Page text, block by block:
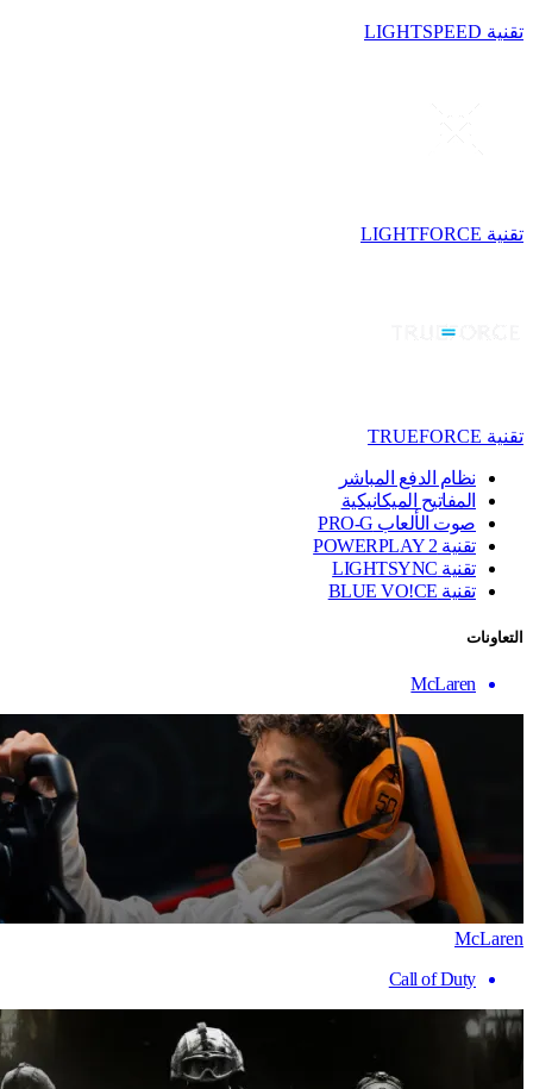
تقنية LIGHTSPEED
تقنية LIGHTFORCE
تقنية TRUEFORCE
نظام الدفع المباشر
المفاتيح الميكانيكية
صوت الألعاب PRO-G
تقنية ‏POWERPLAY 2
تقنية LIGHTSYNC
تقنية BLUE VO!CE
التعاونات
McLaren
McLaren
Call of Duty